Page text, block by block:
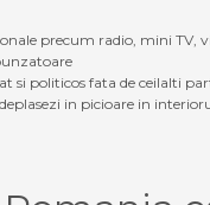
precum radio, mini
si politicos fata de ceilalti
in picioare in